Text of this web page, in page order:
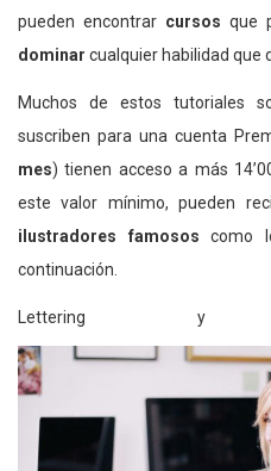
pueden encontrar cursos que
dominar cualquier habilidad que
Muchos de estos tutoriales
suscriben para una cuenta
mes) tienen acceso a más
este valor mínimo, pueden
ilustradores famosos como
continuación.
Lettering y